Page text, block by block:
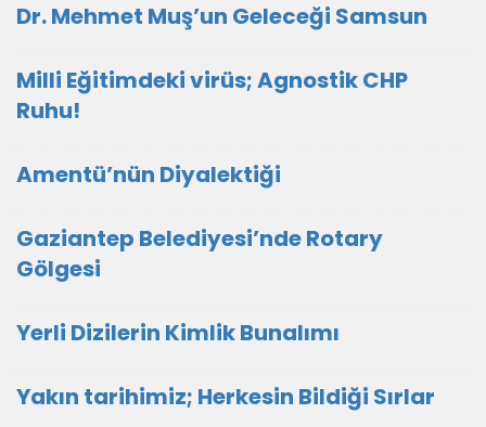
Dr. Mehmet Muş’un Geleceği Samsun
Milli Eğitimdeki virüs; Agnostik CHP
Ruhu!
Amentü’nün Diyalektiği
Gaziantep Belediyesi’nde Rotary
Gölgesi
Yerli Dizilerin Kimlik Bunalımı
Yakın tarihimiz; Herkesin Bildiği Sırlar